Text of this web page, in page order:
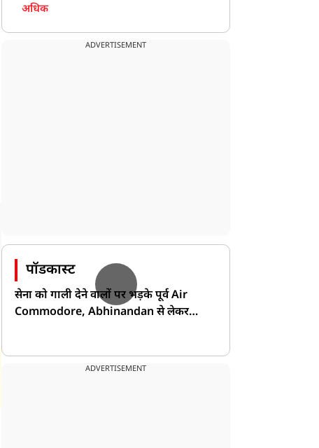
अधिक
ADVERTISEMENT
पॉडकास्ट
सेना को गाली देने वालों पर भड़के पूर्व Air
Commodore, Abhinandan से लेकर
ADVERTISEMENT